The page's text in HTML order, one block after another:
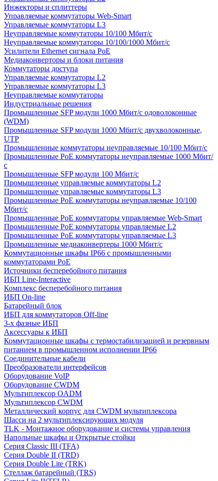
Инжекторы и сплиттеры
Управляемые коммутаторы Web-Smart
Управляемые коммутаторы L3
Неуправляемые коммутаторы 10/100 Мбит/с
Неуправляемые коммутаторы 10/100/1000 Мбит/с
Усилители Ethernet сигнала PoE
Медиаконверторы и блоки питания
Коммутаторы доступа
Управляемые коммутаторы L2
Управляемые коммутаторы L3
Неуправляемые коммутаторы
Индустриальные решения
Промышленные SFP модули 1000 Мбит/c одоволоконные
(WDM)
Промышленные SFP модули 1000 Мбит/c двухволоконные,
UTP
Промышленные коммутаторы неуправляемые 10/100 Мбит/с
Промышленные PoE коммутаторы неуправляемые 1000 Мбит/
с
Промышленные SFP модули 100 Мбит/c
Промышленные управляемые коммутаторы L2
Промышленные управляемые коммутаторы L3
Промышленные PoE коммутаторы неуправляемые 10/100
Мбит/с
Промышленные PoE коммутаторы управляемые Web-Smart
Промышленные PoE коммутаторы управляемые L2
Промышленные PoE коммутаторы управляемые L3
Промышленные медиаконвертеры 1000 Мбит/с
Коммутационные шкафы IP66 c промышленными
коммутаторами PoE
Источники бесперебойного питания
ИБП Line-Interactive
Комплекс бесперебойного питания
ИБП On-line
Батарейный блок
ИБП для коммутаторов Off-line
3-х фазные ИБП
Аксессуары к ИБП
Коммутационные шкафы с термостабилизацией и резервным
питанием в промышленном исполнении IP66
Соединительные кабели
Преобразователи интерфейсов
Оборудование VoIP
Оборудование CWDM
Мультиплекcор OADM
Мультиплексор CWDM
Металлический корпус для CWDM мультиплексора
Шасси на 2 мультиплексирующих модуля
TLK - Монтажное оборудование и системы управления
Напольные шкафы и Открытые стойки
Серия Classic III (TFA)
Серия Double II (TRD)
Серия Double Lite (TRK)
Стеллаж батарейный (TRS)